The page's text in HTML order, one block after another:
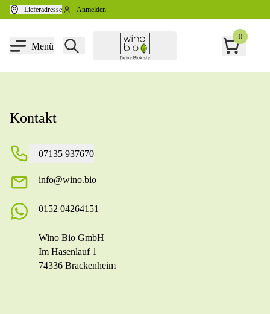
Zum Inhalt springen
Lieferadresse Anmelden
Menü
0
Kontakt
07135 937670
info@wino.bio
0152 04264151
Wino Bio GmbH
Im Hasenlauf 1
74336 Brackenheim